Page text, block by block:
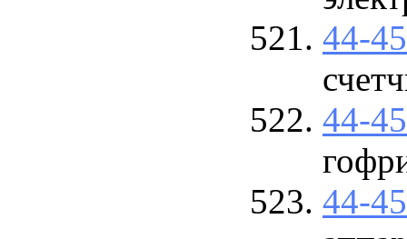
44-
44-
44-